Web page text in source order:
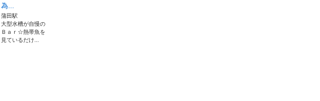
為...
蒲田駅
大型水槽が自慢の
Ｂａｒ☆熱帯魚を
見ているだけ...